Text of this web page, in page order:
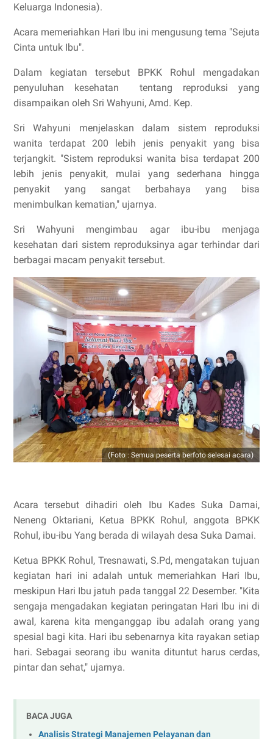
Keluarga Indonesia).
Acara memeriahkan Hari Ibu ini mengusung tema "Sejuta
Cinta untuk Ibu".
Dalam kegiatan tersebut BPKK Rohul mengadakan
penyuluhan kesehatan tentang reproduksi yang
disampaikan oleh Sri Wahyuni, Amd. Kep.
Sri Wahyuni menjelaskan dalam sistem reproduksi
wanita terdapat 200 lebih jenis penyakit yang bisa
terjangkit. "Sistem reproduksi wanita bisa terdapat 200
lebih jenis penyakit, mulai yang sederhana hingga
penyakit yang sangat berbahaya yang bisa
menimbulkan kematian," ujarnya.
Sri Wahyuni mengimbau agar ibu-ibu menjaga
kesehatan dari sistem reproduksinya agar terhindar dari
berbagai macam penyakit tersebut.
(Foto : Semua peserta berfoto selesai acara)
Acara tersebut dihadiri oleh Ibu Kades Suka Damai,
Neneng Oktariani, Ketua BPKK Rohul, anggota BPKK
Rohul, ibu-ibu Yang berada di wilayah desa Suka Damai.
Ketua BPKK Rohul, Tresnawati, S.Pd, mengatakan tujuan
kegiatan hari ini adalah untuk memeriahkan Hari Ibu,
meskipun Hari Ibu jatuh pada tanggal 22 Desember. "Kita
sengaja mengadakan kegiatan peringatan Hari Ibu ini di
awal, karena kita menganggap ibu adalah orang yang
spesial bagi kita. Hari ibu sebenarnya kita rayakan setiap
hari. Sebagai seorang ibu wanita dituntut harus cerdas,
pintar dan sehat," ujarnya.
BACA JUGA
Analisis Strategi Manajemen Pelayanan dan